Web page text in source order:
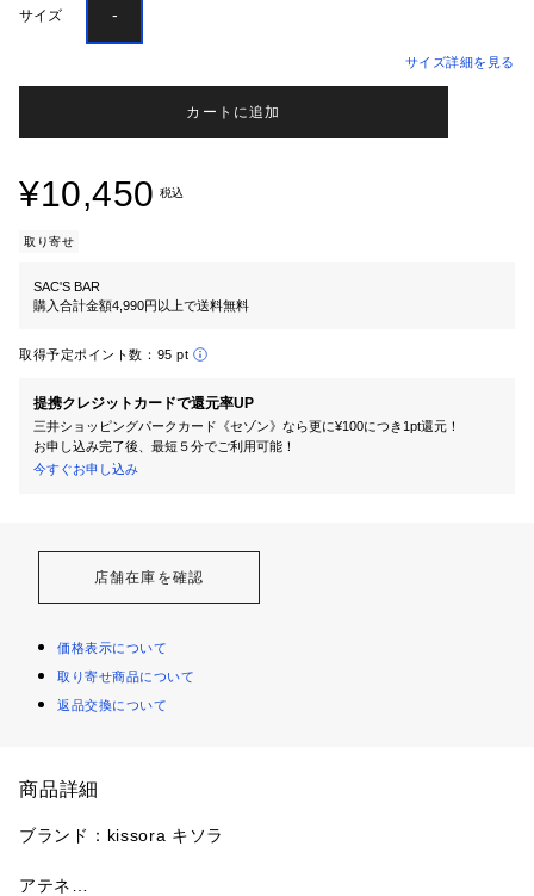
サイズ -
サイズ詳細を見る
カートに追加
¥10,450 税込
取り寄せ
SAC'S BAR
購入合計金額4,990円以上で送料無料
取得予定ポイント数： 95 pt
提携クレジットカードで還元率UP
三井ショッピングパークカード《セゾン》なら更に¥100につき1pt還元！
お申し込み完了後、最短５分でご利用可能！
今すぐお申し込み
店舗在庫を確認
価格表示について
取り寄せ商品について
返品交換について
商品詳細
ブランド：kissora キソラ
アテネ